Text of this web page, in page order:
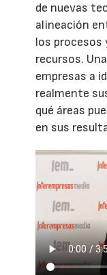
de nuevas
alineación
los procesos
recursos.
empresas a
realmente
qué áreas
en sus